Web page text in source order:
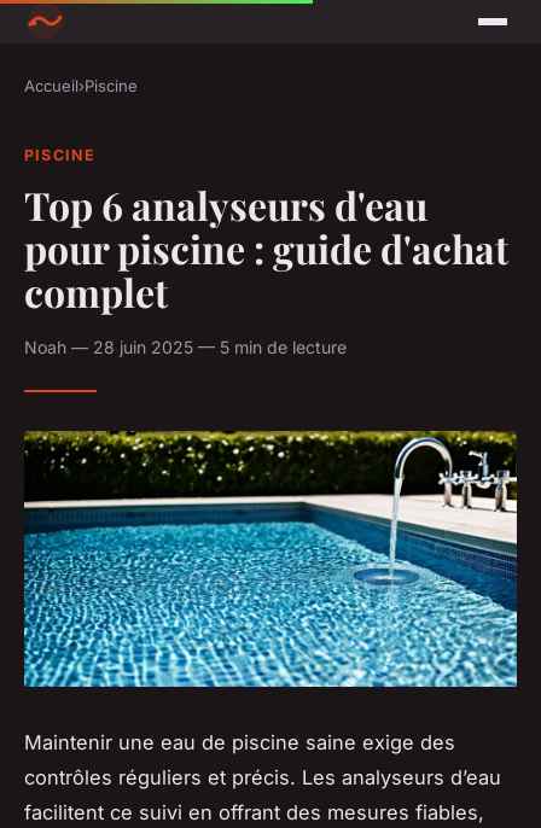
Accueil›Piscine
PISCINE
Top 6 analyseurs d'eau
pour piscine : guide d'achat
complet
Noah — 28 juin 2025 — 5 min de lecture
Maintenir une eau de piscine saine exige des
contrôles réguliers et précis. Les analyseurs d’eau
facilitent ce suivi en offrant des mesures fiables,